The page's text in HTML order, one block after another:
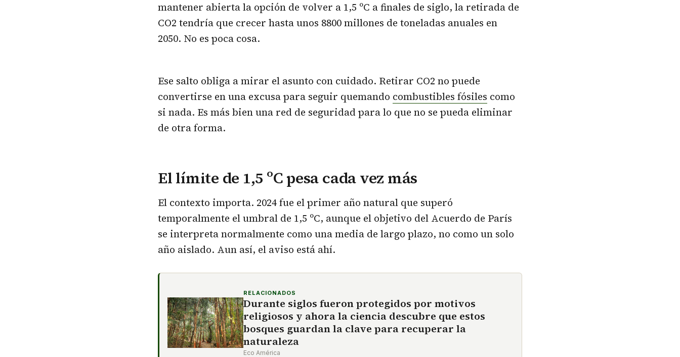
mantener abierta la opción de volver a 1,5 ºC a finales de siglo, la retirada de
CO2 tendría que crecer hasta unos 8800 millones de toneladas anuales en
2050. No es poca cosa.
Ese salto obliga a mirar el asunto con cuidado. Retirar CO2 no puede
convertirse en una excusa para seguir quemando combustibles fósiles como
si nada. Es más bien una red de seguridad para lo que no se pueda eliminar
de otra forma.
El límite de 1,5 ºC pesa cada vez más
El contexto importa. 2024 fue el primer año natural que superó
temporalmente el umbral de 1,5 ºC, aunque el objetivo del Acuerdo de París
se interpreta normalmente como una media de largo plazo, no como un solo
año aislado. Aun así, el aviso está ahí.
RELACIONADOS
Durante siglos fueron protegidos por motivos
religiosos y ahora la ciencia descubre que estos
bosques guardan la clave para recuperar la
naturaleza
Eco América